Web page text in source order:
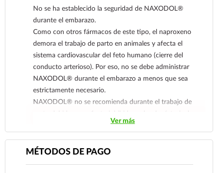
(dos o más episodios distintos de sangrado o úlcera
demostrados).
Como con otros antiinflamatorios no esteroideos
(AINES), NAXODOL® está contraindicado en
pacientes con insuficiencia cardiaca severa.
Carisoprodol podría tener propiedades sedantes que
podrían ocasionar disminución en las funciones
psicomotoras (pensamientos inusuales y dificultad
de seguridad y eficacia no se han completado, no se
recomienda el uso de NAXODOL® en menores de 12
Reporte las sospechas de reacción adversa al correo:
No se ha establecido la seguridad de NAXODOL®
durante el embarazo.
Como con otros fármacos de este tipo, el naproxeno
demora el trabajo de parto en animales y afecta el
sistema cardiovascular del feto humano (cierre del
conducto arterioso). Por eso, no se debe administrar
NAXODOL® durante el embarazo a menos que sea
estrictamente necesario.
NAXODOL® no se recomienda durante el trabajo de
parto debido a su efecto inhibidor sobre la síntesis de
prostaglandinas, que puede afectar la circulación fetal
incrementar el riesgo de sangrado uterino.
Ver más
MÉTODOS DE PAGO